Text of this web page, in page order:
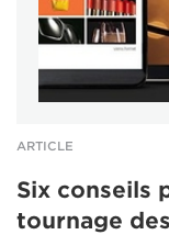
ARTICLE
Six conseils
tournage